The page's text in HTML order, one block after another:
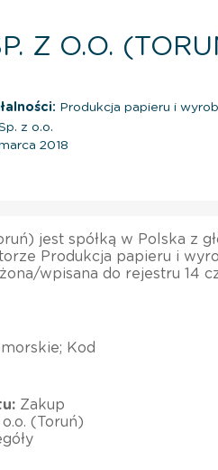
Z O.O.
Produkcja papieru i
z o.o.
2018
jest spółką w Polska z
Produkcja papieru i
wpisana do rejestru 14
Kod
Zakup
(Toruń)